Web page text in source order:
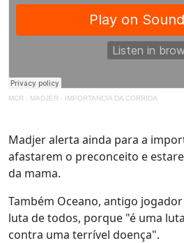
MCR · MADJER - IMPORTANCIA DA CORRIDA
Madjer alerta ainda para a
afastarem o preconceito e
da mama.
Também Oceano, antigo
luta de todos, porque "é uma
contra uma terrível doença".